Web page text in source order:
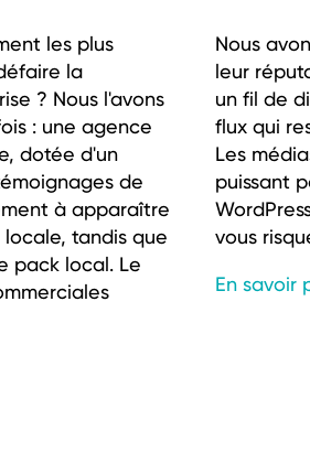
les plus
la
? Nous l'avons
: une agence
dotée d'un
de
à apparaître
tandis que
pack local. Le
Nous
leur
un fil de
flux qui
Les
puissant
vous
En savoir